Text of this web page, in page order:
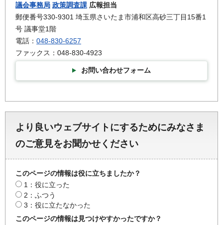
議会事務局 政策調査課 広報担当
郵便番号330-9301 埼玉県さいたま市浦和区高砂三丁目15番1
号 議事堂1階
電話： 048-830-6257
ファックス：048-830-4923
お問い合わせフォーム
より良いウェブサイトにするためにみなさま
のご意見をお聞かせください
このページの情報は役に立ちましたか？
1：役に立った
2：ふつう
3：役に立たなかった
このページの情報は見つけやすかったですか？